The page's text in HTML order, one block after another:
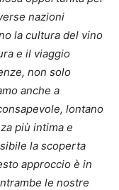
nazioni
la cultura del vino
e il viaggio
non solo
anche a
lontano
più intima e
la scoperta
approccio è in
le nostre